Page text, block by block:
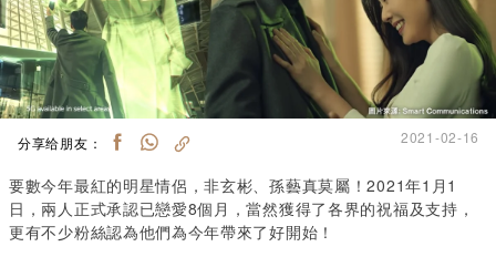
分享给朋友： 2021-02-16
要數今年最紅的明星情侶，非玄彬、孫藝真莫屬！2021年1月1
日，兩人正式承認已戀愛8個月，當然獲得了各界的祝福及支持，
更有不少粉絲認為他們為今年帶來了好開始！